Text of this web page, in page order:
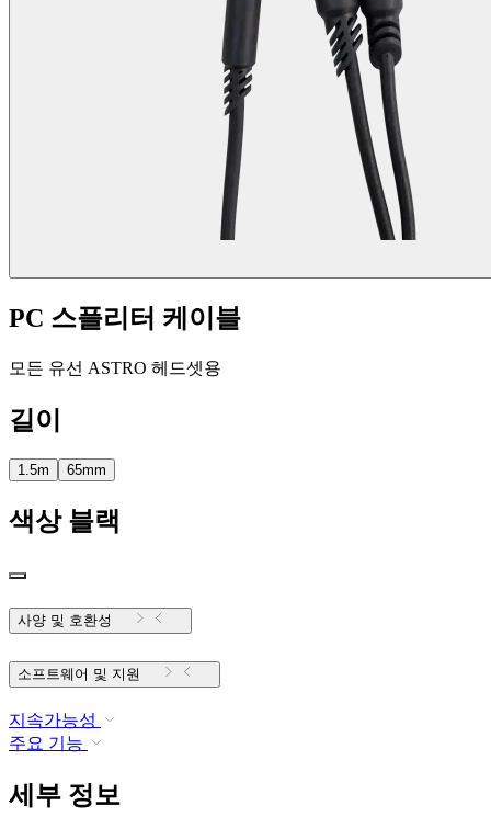
PC 스플리터 케이블
모든 유선 ASTRO 헤드셋용
길이
1.5m 65mm
색상 블랙
사양 및 호환성
소프트웨어 및 지원
지속가능성
주요 기능
세부 정보